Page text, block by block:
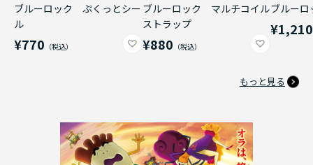
ブルーロック ぷくっとシー
ル
¥770
ブルーロック マルチコイル
ストラップ
¥880
ブルー
¥1,210
もっと見る